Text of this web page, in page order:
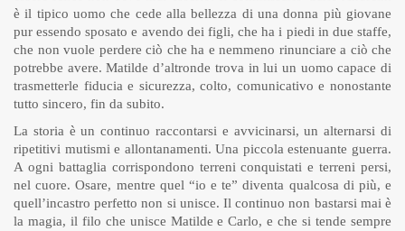
è il tipico uomo che cede alla bellezza di una donna più giovane
pur essendo sposato e avendo dei figli, che ha i piedi in due staffe,
che non vuole perdere ciò che ha e nemmeno rinunciare a ciò che
potrebbe avere. Matilde d’altronde trova in lui un uomo capace di
trasmetterle fiducia e sicurezza, colto, comunicativo e nonostante
tutto sincero, fin da subito.
La storia è un continuo raccontarsi e avvicinarsi, un alternarsi di
ripetitivi mutismi e allontanamenti. Una piccola estenuante guerra.
A ogni battaglia corrispondono terreni conquistati e terreni persi,
nel cuore. Osare, mentre quel “io e te” diventa qualcosa di più, e
quell’incastro perfetto non si unisce. Il continuo non bastarsi mai è
la magia, il filo che unisce Matilde e Carlo, e che si tende sempre